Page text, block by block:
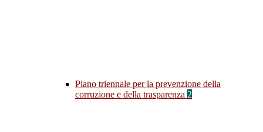
Piano triennale per la prevenzione della
corruzione e della trasparenza 2